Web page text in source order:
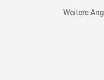
Weitere